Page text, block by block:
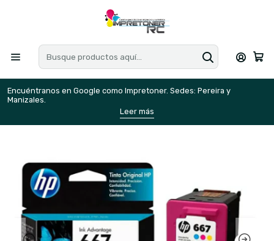
Encuéntranos en Google como Impretoner. Sedes: Pereira y
Manizales.
Leer más